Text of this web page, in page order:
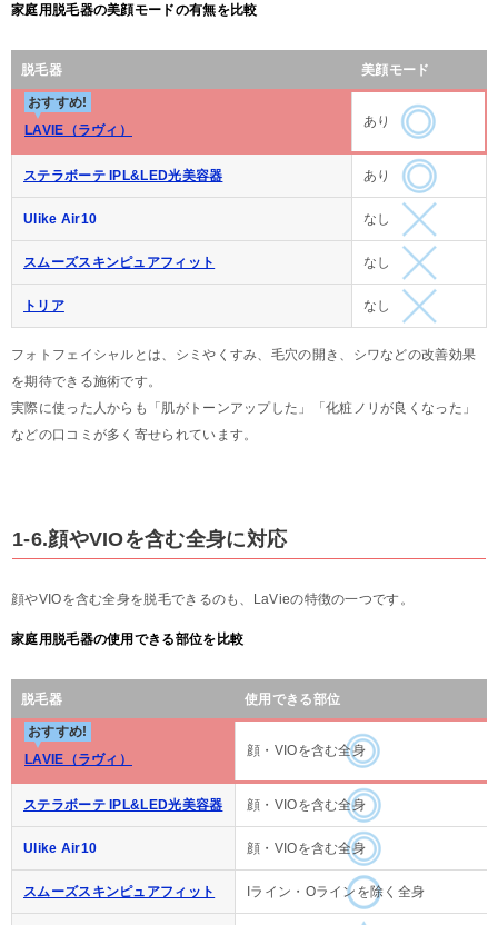
家庭用脱毛器の美顔モードの有無を比較
脱毛器 美顔モード
おすすめ!
LAVIE（ラヴィ）
あり
ステラボーテ IPL&LED光美容器 あり
Ulike Air10 なし
スムーズスキンピュアフィット なし
トリア なし
フォトフェイシャルとは、シミやくすみ、毛穴の開き、シワなどの改善効果
を期待できる施術です。
実際に使った人からも「肌がトーンアップした」「化粧ノリが良くなった」
などの口コミが多く寄せられています。
1-6.顔やVIOを含む全身に対応
顔やVIOを含む全身を脱毛できるのも、LaVieの特徴の一つです。
家庭用脱毛器の使用できる部位を比較
脱毛器 使用できる部位
おすすめ!
LAVIE（ラヴィ）
顔・VIOを含む全身
ステラボーテ IPL&LED光美容器 顔・VIOを含む全身
Ulike Air10 顔・VIOを含む全身
スムーズスキンピュアフィット Iライン・Oラインを除く全身